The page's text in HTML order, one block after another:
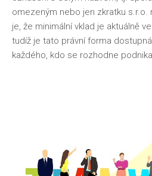
omezeným nebo jen zkratku s.r.o.
je, že minimální vklad je aktuálně
tudíž je tato právní forma
každého, kdo se rozhodne